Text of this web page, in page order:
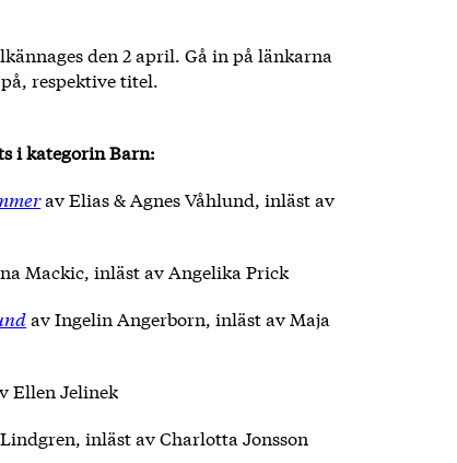
den 2 april. Gå in på länkarna
respektive titel.
i kategorin Barn:
av Elias & Agnes Våhlund, inläst av
Mackic, inläst av Angelika Prick
av Ingelin Angerborn, inläst av Maja
Ellen Jelinek
inläst av Charlotta Jonsson